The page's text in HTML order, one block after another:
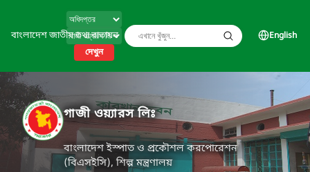
বাংলাদেশ জাতীয় তথ্য বাতায়ন
দেখুন
English
গাজী ওয়্যারস লিঃ
বাংলাদেশ ইস্পাত ও প্রকৌশল করপোরেশন
(বিএসইসি), শিল্প মন্ত্রণালয়